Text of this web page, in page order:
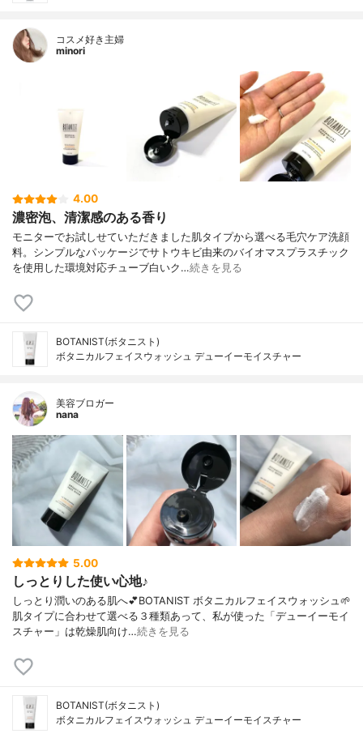
コスメ好き主婦
minori
4.00
濃密泡、清潔感のある香り
モニターでお試しせていただきました肌タイプから選べる毛穴ケア洗顔
料。シンプルなパッケージでサトウキビ由来のバイオマスプラスチック
を使用した環境対応チューブ白いク…続きを見る
BOTANIST(ボタニスト)
ボタニカルフェイスウォッシュ デューイーモイスチャー
美容ブロガー
nana
5.00
しっとりした使い心地♪
しっとり潤いのある肌へ💕BOTANIST ボタニカルフェイスウォッシュ🌱
肌タイプに合わせて選べる３種類あって、私が使った「デューイーモイ
スチャー」は乾燥肌向け…続きを見る
BOTANIST(ボタニスト)
ボタニカルフェイスウォッシュ デューイーモイスチャー